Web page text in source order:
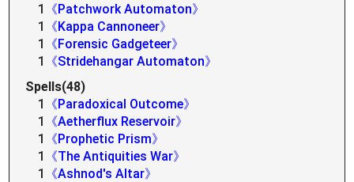
1
《Patchwork Automaton》
1
《Kappa Cannoneer》
1
《Forensic Gadgeteer》
1
《Stridehangar Automaton》
Spells(48)
1
《Paradoxical Outcome》
1
《Aetherflux Reservoir》
1
《Prophetic Prism》
1
《The Antiquities War》
1
《Ashnod's Altar》